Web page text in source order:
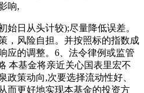
响,
日从头计较);尽量降低误差。
，风险自担。并按照标的指数成
应的调整。6、法令律例或监管
本基金将亲近关心国表里宏不
政策动向,次要选择流动性好、
而更好地实现本基金的投资方